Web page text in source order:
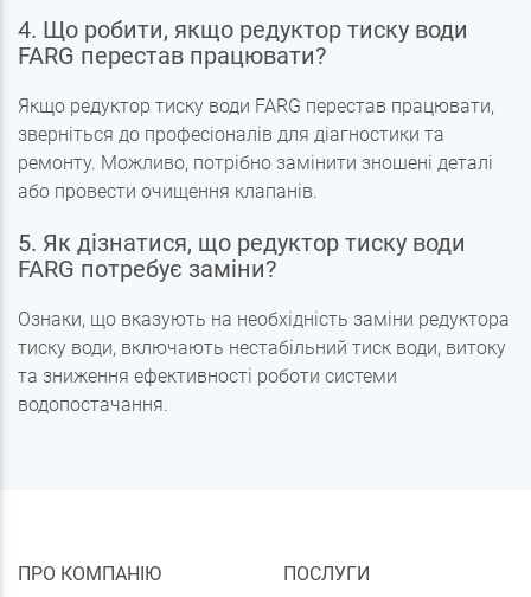
4. Що робити, якщо редуктор тиску води
FARG перестав працювати?
Якщо редуктор тиску води FARG перестав працювати,
зверніться до професіоналів для діагностики та
ремонту. Можливо, потрібно замінити зношені деталі
або провести очищення клапанів.
5. Як дізнатися, що редуктор тиску води
FARG потребує заміни?
Ознаки, що вказують на необхідність заміни редуктора
тиску води, включають нестабільний тиск води, витоку
та зниження ефективності роботи системи
водопостачання.
ПРО КОМПАНІЮ ПОСЛУГИ